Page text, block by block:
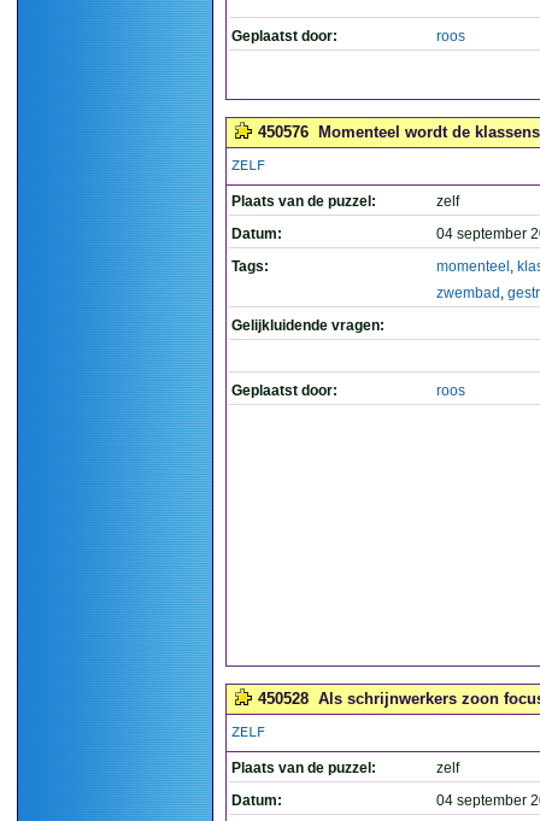
Geplaatst door: roos
450576 Momenteel wordt de
ZELF
Plaats van de puzzel:
zelf
Datum:
04 september
Tags:
momenteel ,
zwembad ,
Gelijkluidende vragen:
Geplaatst door: roos
450528 Als schrijnwerkers zoon
ZELF
Plaats van de puzzel:
zelf
Datum:
04 september